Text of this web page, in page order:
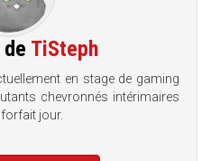
TiSteph
en stage de gaming
chevronnés intérimaires
jour.